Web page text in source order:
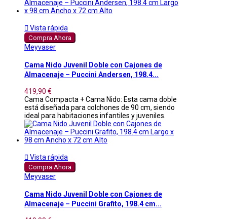
 Vista rápida
Compra Ahora
Meyvaser
Cama Nido Juvenil Doble con Cajones de
Almacenaje – Puccini Andersen, 198.4...
419,90 €
Cama Compacta + Cama Nido: Esta cama doble
está diseñada para colchones de 90 cm, siendo
ideal para habitaciones infantiles y juveniles.
 Vista rápida
Compra Ahora
Meyvaser
Cama Nido Juvenil Doble con Cajones de
Almacenaje – Puccini Grafito, 198.4 cm...